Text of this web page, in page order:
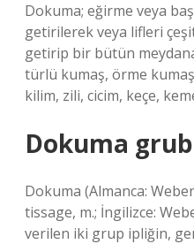
Dokuma; eğirme veya
getirilerek veya lifleri
getirip bir bütün
türlü kumaş, örme
kilim, zili, cicim, keçe,
Dokuma
Dokuma (Almanca:
tissage, m.; İngilizce:
verilen iki grup ipliğin,